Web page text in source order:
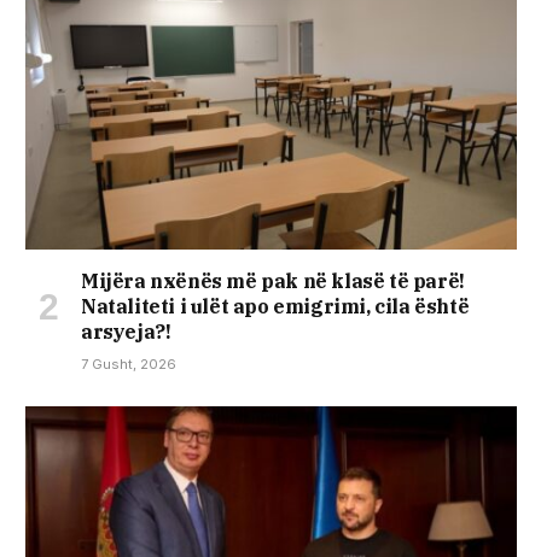
Mijëra nxënës më pak në klasë të parë!
Nataliteti i ulët apo emigrimi, cila është
arsyeja?!
7 Gusht, 2026